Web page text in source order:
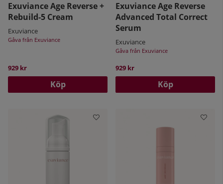
Exuviance Age Reverse +
Rebuild-5 Cream
Exuviance
Gåva från Exuviance
929 kr
Köp
Exuviance Age Reverse
Advanced Total Correct
Serum
Exuviance
Gåva från Exuviance
929 kr
Köp